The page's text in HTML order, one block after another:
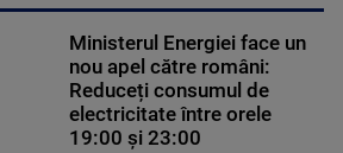
Ministerul Energiei face un
nou apel către români:
Reduceți consumul de
electricitate între orele
19:00 și 23:00